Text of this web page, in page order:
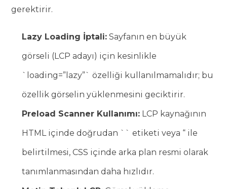
gerektirir.
Lazy Loading İptali: Sayfanın en büyük
görseli (LCP adayı) için kesinlikle
`loading=”lazy”` özelliği kullanılmamalıdır; bu
özellik görselin yüklenmesini geciktirir.
Preload Scanner Kullanımı: LCP kaynağının
HTML içinde doğrudan ` ` etiketi veya “ ile
belirtilmesi, CSS içinde arka plan resmi olarak
tanımlanmasından daha hızlıdır.